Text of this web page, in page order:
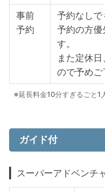
事前
予約
予約なし
予約の方優
す。
また定休
ので予めご
※延長料金10分すぎるごと1
ガイド付
スーパーアドベンチ